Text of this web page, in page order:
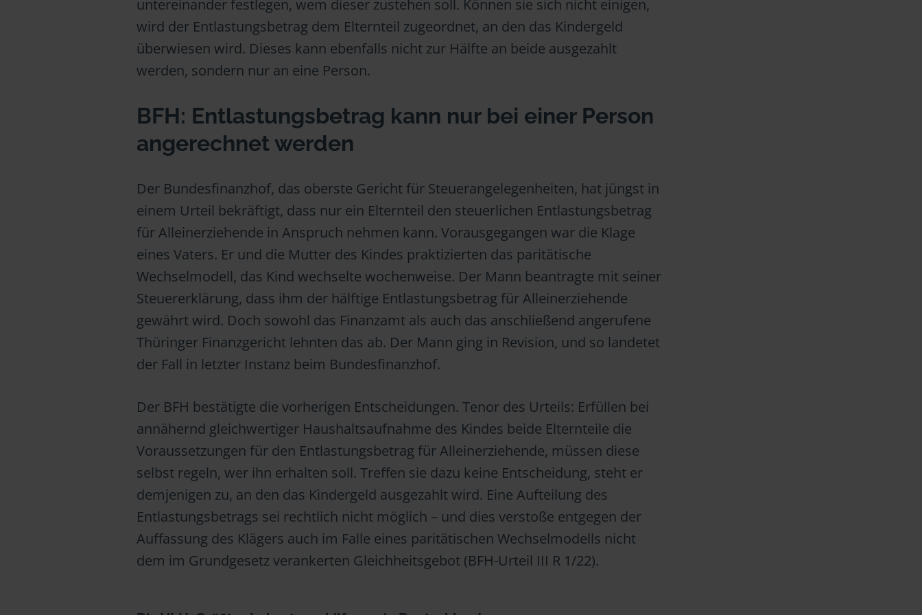
untereinander festlegen, wem dieser zustehen soll. Können sie sich nicht einigen,
wird der Entlastungsbetrag dem Elternteil zugeordnet, an den das Kindergeld
überwiesen wird. Dieses kann ebenfalls nicht zur Hälfte an beide ausgezahlt
werden, sondern nur an eine Person.
BFH: Entlastungsbetrag kann nur bei einer Person
angerechnet werden
Der Bundesfinanzhof, das oberste Gericht für Steuerangelegenheiten, hat jüngst in
einem Urteil bekräftigt, dass nur ein Elternteil den steuerlichen Entlastungsbetrag
für Alleinerziehende in Anspruch nehmen kann. Vorausgegangen war die Klage
eines Vaters. Er und die Mutter des Kindes praktizierten das paritätische
Wechselmodell, das Kind wechselte wochenweise. Der Mann beantragte mit seiner
Steuererklärung, dass ihm der hälftige Entlastungsbetrag für Alleinerziehende
gewährt wird. Doch sowohl das Finanzamt als auch das anschließend angerufene
Thüringer Finanzgericht lehnten das ab. Der Mann ging in Revision, und so landetet
der Fall in letzter Instanz beim Bundesfinanzhof.
Der BFH bestätigte die vorherigen Entscheidungen. Tenor des Urteils: Erfüllen bei
annähernd gleichwertiger Haushaltsaufnahme des Kindes beide Elternteile die
Voraussetzungen für den Entlastungsbetrag für Alleinerziehende, müssen diese
selbst regeln, wer ihn erhalten soll. Treffen sie dazu keine Entscheidung, steht er
demjenigen zu, an den das Kindergeld ausgezahlt wird. Eine Aufteilung des
Entlastungsbetrags sei rechtlich nicht möglich – und dies verstoße entgegen der
Auffassung des Klägers auch im Falle eines paritätischen Wechselmodells nicht
dem im Grundgesetz verankerten Gleichheitsgebot (BFH-Urteil III R 1/22).